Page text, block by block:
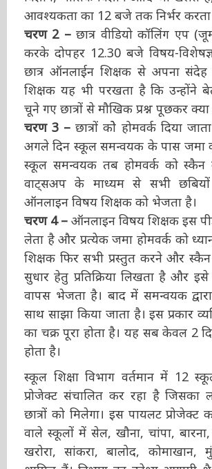
आवश्यकता का 12 बजे तक निर्भर करता
चरण 2 –छात्र वीडियो कॉलिंग एप
करके दोपहर 12.30 बजे विषय-
छात्र ऑनलाईन शिक्षक से अपना
शिक्षक यह भी परखता है कि उन्होंने
चूने गए छात्रों से मौखिक प्रश्न पूछकर
चरण 3 – छात्रों कोे होमवर्क दिया
अगले दिन स्कूल समन्वयक के पास जमा
स्कूल समन्वयक तब होमवर्क को
वाट्सअप के माध्यम से सभी
ऑनलाइन विषय शिक्षक को भेजता है।
चरण 4 – ऑनलाइन विषय शिक्षक इस
लेता है और प्रत्येक जमा होमवर्क को
शिक्षक फिर सभी प्रस्तुत करने और
सुधार हेतु प्रतिक्रिया लिखता है और
वापस भेजता है। बाद में समन्वयक
साथ साझा किया जाता है। इस प्रकार
का चक्र पूरा होता है। यह सब केवल 2
होता है।
स्कूल शिक्षा विभाग वर्तमान में 12
प्रोजेक्ट संचालित कर रहा है जिसका
छात्रों को मिलेगा। इस पायलट प्रोजेक्ट
वाले स्कूलों में सेल, खौना, चांपा,
खरोरा, सांकरा, बालोद, कोमाखान,